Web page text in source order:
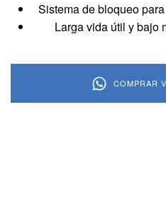
Sistema de bloqueo
Larga vida útil y bajo
COMPRAR